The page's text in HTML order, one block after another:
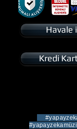
Havale
Kredi